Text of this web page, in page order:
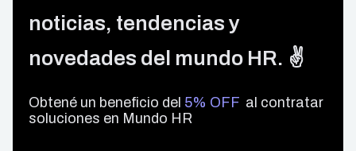
noticias, tendencias y
novedades del mundo HR. ✌️
Obtené un beneficio del 5% OFF al contratar
soluciones en Mundo HR